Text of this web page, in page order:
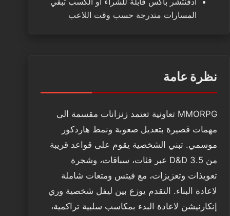
المسارات متدرجة حسب وقت اللاعب
نظرة عامة
MMORPG تعاونية تعتمد زنزانات مقسمة الى
مهمات قصيرة بتعديل صعوبة ونمط هاردكور
موسمي. تبني الشخصية يقوم على قواعد قريبة
من D&D 3.5 عبر فئات، سباقات، وشجرة
تعويذات وتعزيزات، مع فيتس ومتعات شاملة
لاعادة البناء. التقدم يوزع بين ليفل شخصية وري
إنكارنيشن لاعادة البدء بمكاسب سلبية تراكمية،